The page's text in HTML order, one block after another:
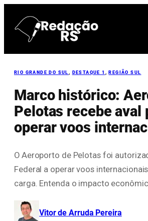
para
RIO GRANDE DO SUL , DESTAQUE 1 , REGIÃO SUL
Marco histórico:
Pelotas recebe aval
operar voos
O Aeroporto de Pelotas foi
Federal a operar voos
carga. Entenda o impacto
Vitor de Arruda Pereira